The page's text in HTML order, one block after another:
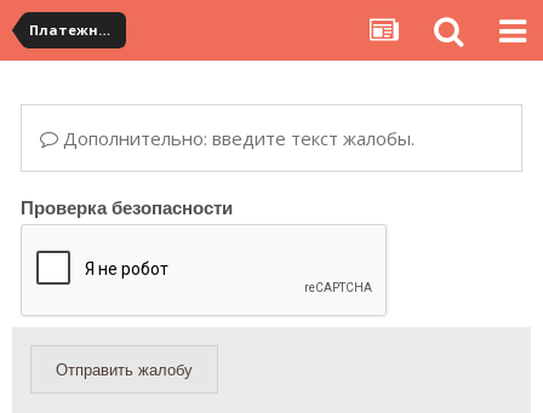
Платежная система ALIPAY и оплата банковскими картами
Дополнительно: введите текст жалобы.
Проверка безопасности
Отправить жалобу